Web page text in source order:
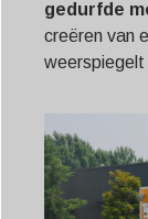
gedurfde
creëren van
weerspiegelt